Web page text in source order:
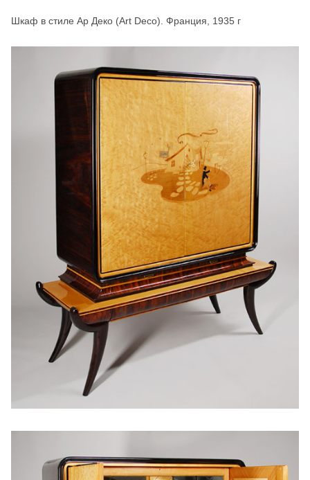
Шкаф в стиле Ар Деко (Art Deco). Франция, 1935 г